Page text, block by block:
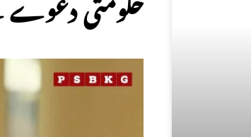
حکومتی دعوے